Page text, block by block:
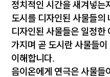
정치적인 시간을 새겨넣는
도시를 디자인된 사물들의
디자인된 사물들은 일정
가지며 곧 도시란 사물들
이해합니다.
음이온에게 연극은 사물들